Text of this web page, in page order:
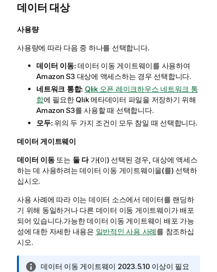
데이터 대상
사용량
사용량에 따라 다음 중 하나를 선택합니다.
데이터 이동:데이터 이동 게이트웨이를 사용하여
Amazon S3 대상에 액세스하는 경우 선택합니다.
네트워크 통합: Qlik 오픈 레이크하우스 네트워크 통
합에 필요한 Qlik메타데이터 파일을 저장하기 위해
Amazon S3를 사용할 때 선택합니다.
모두: 위의 두 가지 조건이 모두 참일 때 선택합니다.
데이터 게이트웨이
데이터 이동 또는 둘 다 가(이) 선택된 경우, 대상에 액세스
하는 데 사용하려는데이터 이동 게이트웨이을(를) 선택하
십시오.
사용 사례에 따라 이는 데이터 소스에서 데이터를 랜딩하
기 위해 동일하거나 다른 데이터 이동 게이트웨이가 배포
되어 있습니다.가능한데이터 이동 게이트웨이 배포 가능
성에 대한 자세한 내용은 일반적인 사용 사례를 참조하십
시오.
정
데이터 이동 게이트웨이 2023.5.10 이상이 필요